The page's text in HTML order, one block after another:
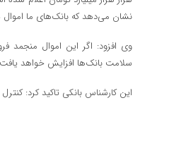
نشان می‌دهد که بانک‌های ما اموال
وی افزود: اگر این اموال منجمد
سلامت بانک‌ها افزایش خواهد
این کارشناس بانکی تاکید کرد: